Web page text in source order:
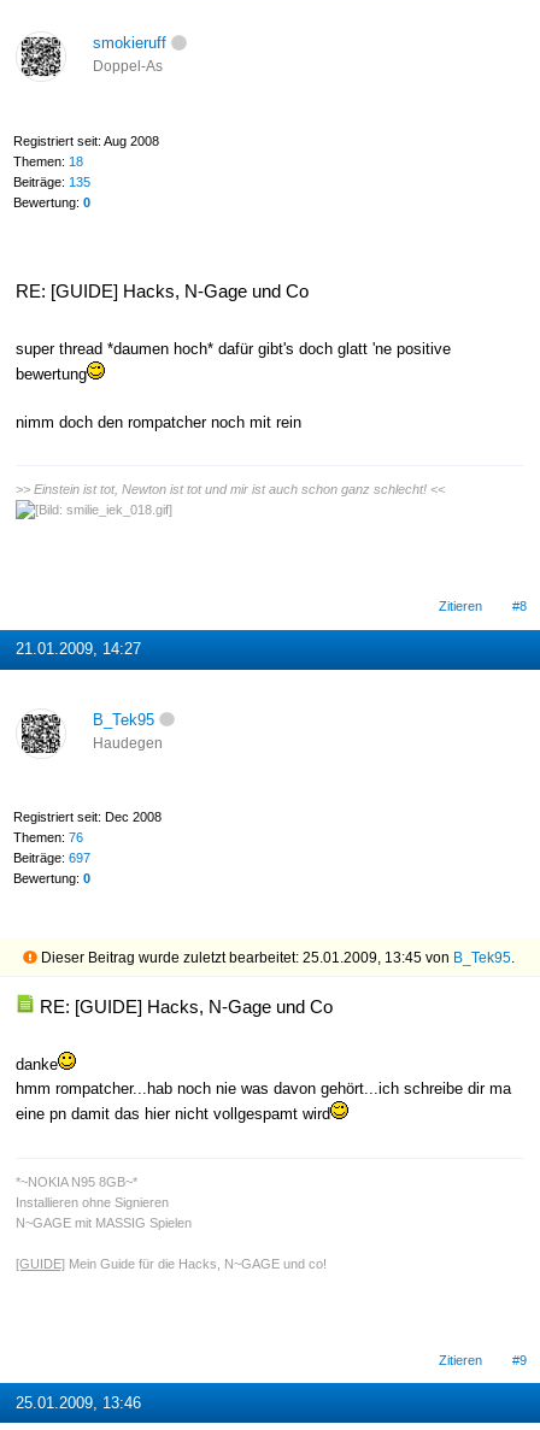
smokieruff
Doppel-As
Registriert seit: Aug 2008
Themen: 18
Beiträge: 135
Bewertung: 0
RE: [GUIDE] Hacks, N-Gage und Co
super thread *daumen hoch* dafür gibt's doch glatt 'ne positive
bewertung
nimm doch den rompatcher noch mit rein
>> Einstein ist tot, Newton ist tot und mir ist auch schon ganz schlecht! <<
Zitieren #8
21.01.2009, 14:27
B_Tek95
Haudegen
Registriert seit: Dec 2008
Themen: 76
Beiträge: 697
Bewertung: 0
Dieser Beitrag wurde zuletzt bearbeitet: 25.01.2009, 13:45 von B_Tek95.
RE: [GUIDE] Hacks, N-Gage und Co
danke
hmm rompatcher...hab noch nie was davon gehört...ich schreibe dir ma
eine pn damit das hier nicht vollgespamt wird
*~NOKIA N95 8GB~*
Installieren ohne Signieren
N~GAGE mit MASSIG Spielen
[GUIDE]Mein Guide für die Hacks, N~GAGE und co!
Zitieren #9
25.01.2009, 13:46